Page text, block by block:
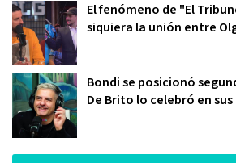
El fenómeno de "El
siquiera la unión entre
Bondi se posicionó
De Brito lo celebró en